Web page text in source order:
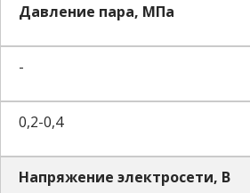
Давление пара, МПа
-
0,2-0,4
Напряжение электросети, В